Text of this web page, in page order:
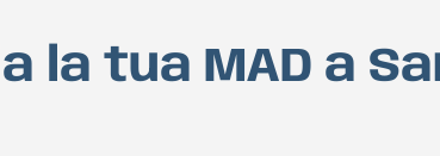
la tua MAD a